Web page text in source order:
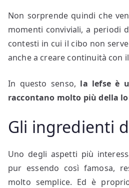
Non sorprende quindi che
momenti conviviali, a periodi
contesti in cui il cibo non
anche a creare continuità con
In questo senso, la lefse è
raccontano molto più della
Gli ingredienti
Uno degli aspetti più
pur essendo così famosa,
molto semplice. Ed è